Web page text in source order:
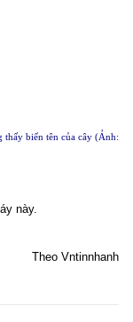
thấy biển tên của cây (Ảnh:
này.
Theo Vntinnhanh